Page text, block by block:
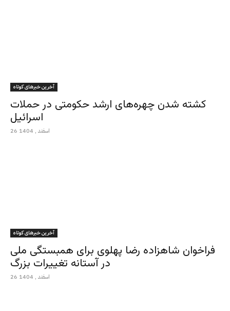
آخرین خبرهای کوتاه
کشته شدن چهره‌های ارشد حکومتی در حملات
اسرائیل
26 اسفند , 1404
آخرین خبرهای کوتاه
فراخوان شاهزاده رضا پهلوی برای همبستگی ملی
در آستانه تغییرات بزرگ
26 اسفند , 1404